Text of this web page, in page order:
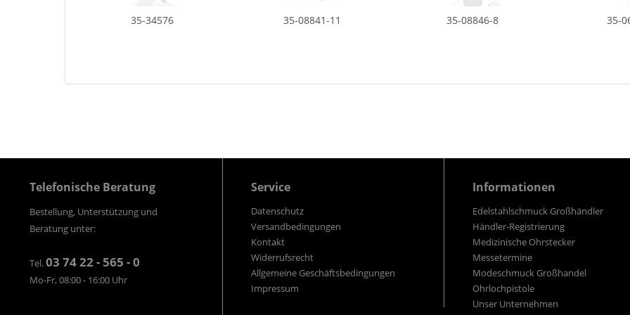
35-34576 35-08841-11 35-08846-8 35-
Telefonische Beratung
Bestellung, Unterstützung und
Beratung unter:
Tel.03 74 22 - 565 - 0
Mo-Fr, 08:00 - 16:00 Uhr
Service
Datenschutz
Versandbedingungen
Kontakt
Widerrufsrecht
Allgemeine Geschäftsbedingungen
Impressum
Informationen
Edelstahlschmuck Großhändler
Händler-Registrierung
Medizinische Ohrstecker
Messetermine
Modeschmuck Großhandel
Ohrlochpistole
Unser Unternehmen